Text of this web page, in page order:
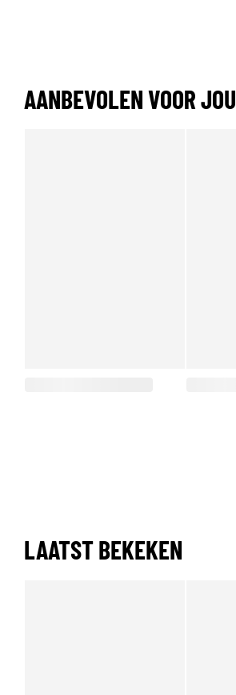
AANBEVOLEN VOOR JOU
LAATST BEKEKEN